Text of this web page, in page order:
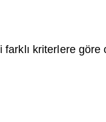
kriterlere göre